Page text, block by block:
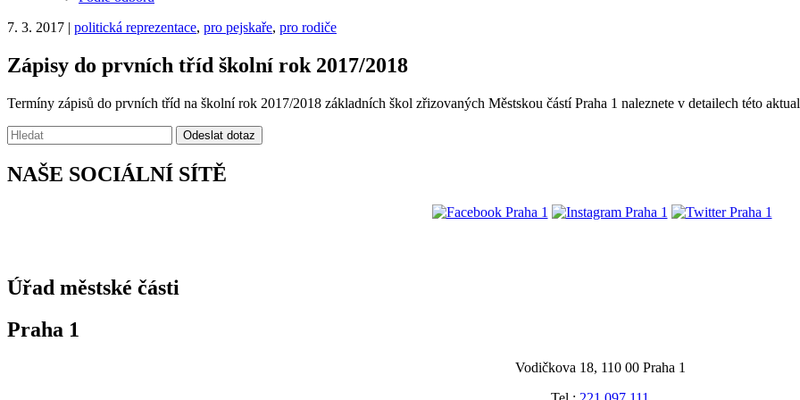
7. 3. 2017 | politická reprezentace, pro pejskaře, pro rodiče
Zápisy do prvních tříd školní rok 2017/2018
Termíny zápisů do prvních tříd na školní rok 2017/2018 základních škol zřizovaných Městskou částí Praha 1 naleznete v detailech této
Vyhledávání:
Odeslat dotaz
NAŠE SOCIÁLNÍ SÍTĚ
Úřad městské části
Praha 1
Vodičkova 18, 110 00 Praha 1